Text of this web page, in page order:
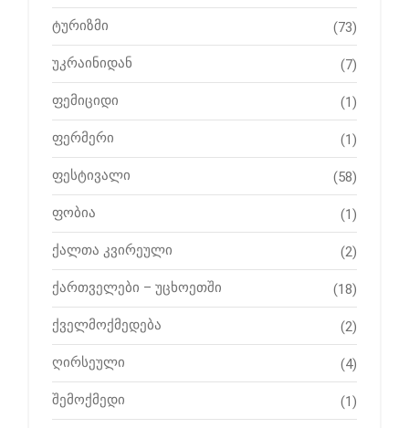
ტურიზმი (73)
უკრაინიდან (7)
ფემიციდი (1)
ფერმერი (1)
ფესტივალი (58)
ფობია (1)
ქალთა კვირეული (2)
ქართველები – უცხოეთში (18)
ქველმოქმედება (2)
ღირსეული (4)
შემოქმედი (1)